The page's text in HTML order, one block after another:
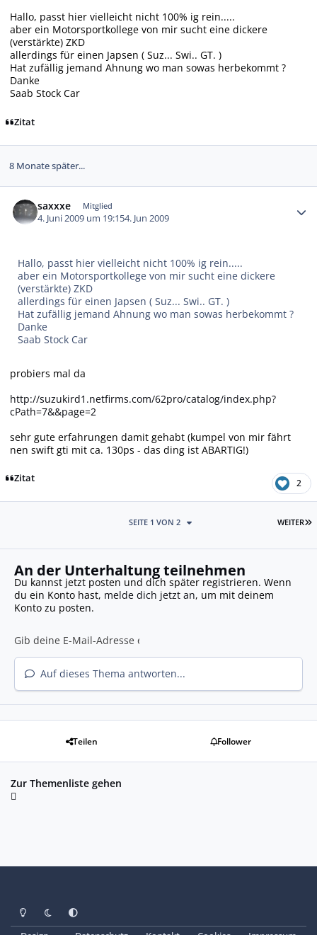
Hallo, passt hier vielleicht nicht 100% ig rein.....
aber ein Motorsportkollege von mir sucht eine dickere
(verstärkte) ZKD
allerdings für einen Japsen ( Suz... Swi.. GT. )
Hat zufällig jemand Ahnung wo man sowas herbekommt ?
Danke
Saab Stock Car
Zitat
8 Monate später...
saxxxe Mitglied
4. Juni 2009 um 19:154. Jun 2009
Hallo, passt hier vielleicht nicht 100% ig rein.....
aber ein Motorsportkollege von mir sucht eine dickere
(verstärkte) ZKD
allerdings für einen Japsen ( Suz... Swi.. GT. )
Hat zufällig jemand Ahnung wo man sowas herbekommt ?
Danke
Saab Stock Car
probiers mal da
http://suzukird1.netfirms.com/62pro/catalog/index.php?
cPath=7&&page=2
sehr gute erfahrungen damit gehabt (kumpel von mir fährt
nen swift gti mit ca. 130ps - das ding ist ABARTIG!)
Zitat 2
WEITER
SEITE 1 VON 2
An der Unterhaltung teilnehmen
Du kannst jetzt posten und dich später registrieren. Wenn
du ein Konto hast, melde dich jetzt an, um mit deinem
Konto zu posten.
Auf dieses Thema antworten...
Teilen Follower
Zur Themenliste gehen
Heller ModusDunkler Modus
Systemeinstellung